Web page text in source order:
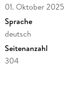
01. Oktober 2025
Sprache
deutsch
Seitenanzahl
304